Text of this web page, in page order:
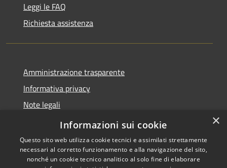
Leggi le FAQ
Richiesta assistenza
Amministrazione trasparente
Informativa privacy
Note legali
Dichiarazione di accessibilità
×
Informazioni sui cookie
Questo sito web utilizza cookie tecnici e assimilati strettamente
necessari al corretto funzionamento e alla navigazione del sito,
nonché un cookie tecnico analitico al solo fine di elaborare